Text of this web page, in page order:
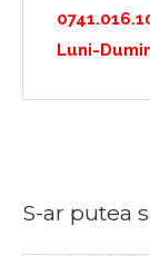
Luni-
S-ar putea